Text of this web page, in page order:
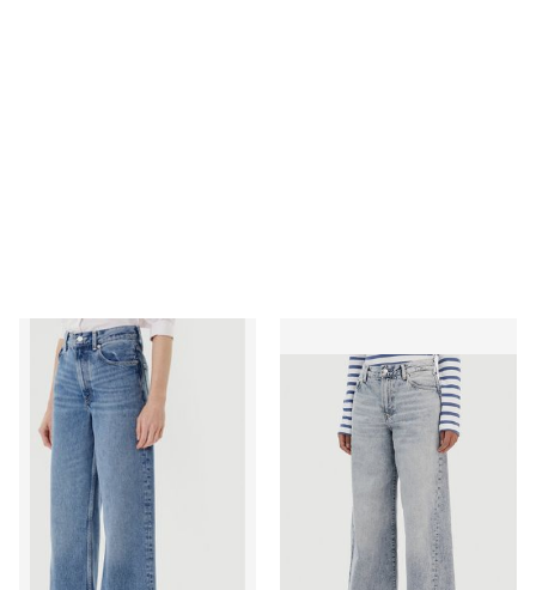
Jeansy damskie Tommy Hilfiger